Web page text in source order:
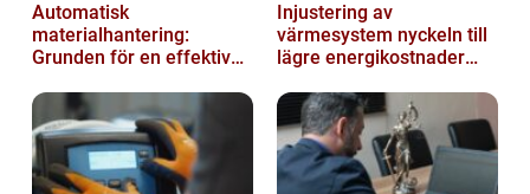
Automatisk
materialhantering:
Grunden för en effektiv
Injustering av
värmesystem nyckeln till
lägre energikostnader
inomhusklimat